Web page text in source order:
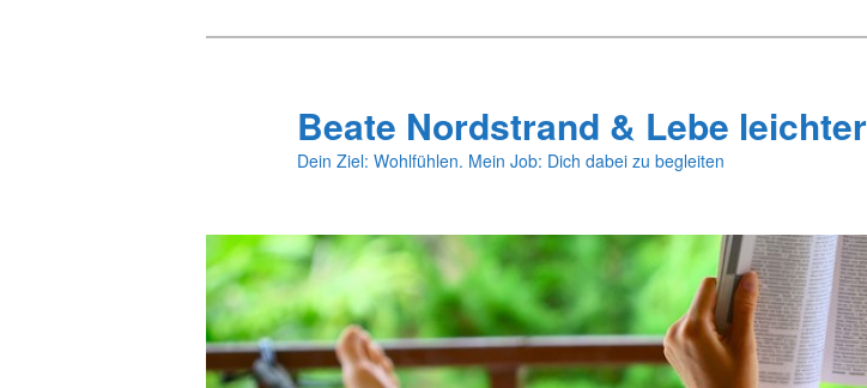
Beate Nordstrand & Lebe leichter
Dein Ziel: Wohlfühlen. Mein Job: Dich dabei zu begleiten